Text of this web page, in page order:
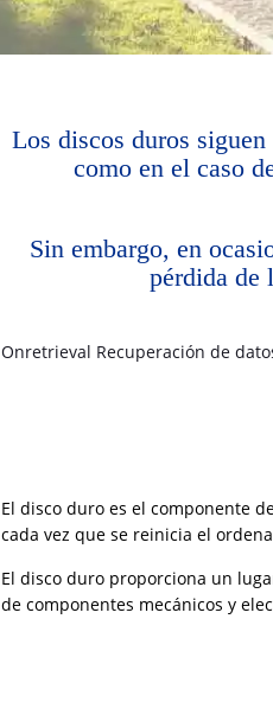
Los discos duros
como en el caso
Sin embargo, en
pérdida de
Onretrieval Recuperación de
El disco duro es el componente
cada vez que se reinicia el
El disco duro proporciona un
de componentes mecánicos y